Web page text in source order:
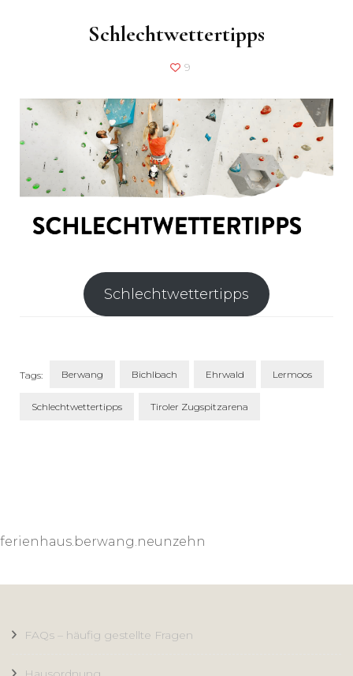
Schlechtwettertipps
9
Schlechtwettertipps
Tags: Berwang Bichlbach Ehrwald Lermoos
Schlechtwettertipps Tiroler Zugspitzarena
ferienhaus.berwang.neunzehn
FAQs – häufig gestellte Fragen